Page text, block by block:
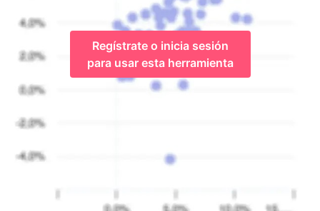
Regístrate o inicia sesión
para usar esta herramienta